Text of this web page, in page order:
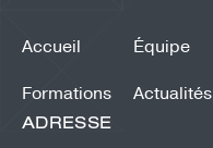
ADRESSE
Accueil Équipe
Formations
Actualités